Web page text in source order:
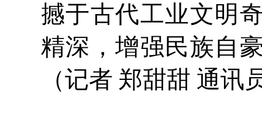
撼于古代工业文明
精深，增强民族自
（记者 郑甜甜 通讯